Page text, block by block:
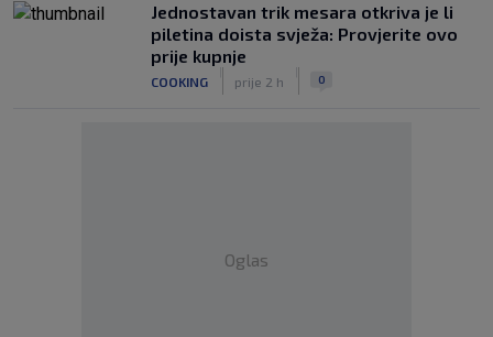
Jednostavan trik mesara otkriva je li
piletina doista svježa: Provjerite ovo
prije kupnje
COOKING prije 2 h 0
Oglas